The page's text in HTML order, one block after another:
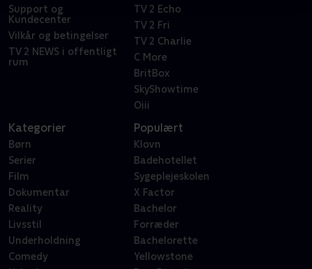
Support og
Kundecenter
Vilkår og betingelser
TV 2 NEWS i offentligt
rum
TV 2 Echo
TV 2 Fri
TV 2 Charlie
C More
BritBox
SkyShowtime
Oiii
Kategorier
Børn
Serier
Film
Dokumentar
Reality
Livsstil
Underholdning
Comedy
Populært
Klovn
Badehotellet
Sygeplejeskolen
X Factor
Bachelor
Forræder
Bachelorette
Yellowstone